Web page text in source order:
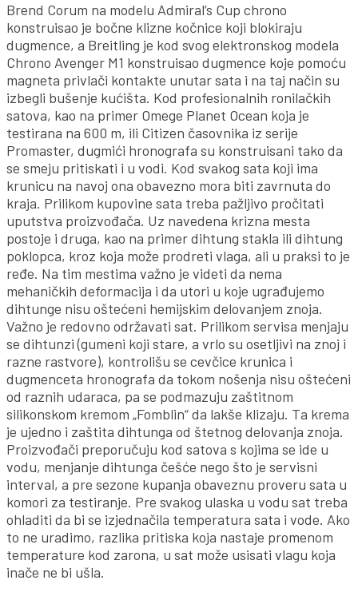
Brend Corum na modelu Admiral’s Cup chrono
konstruisao je bočne klizne kočnice koji blokiraju
dugmence, a Breitling je kod svog elektronskog modela
Chrono Avenger M1 konstruisao dugmence koje pomoću
magneta privlači kontakte unutar sata i na taj način su
izbegli bušenje kućišta. Kod profesionalnih ronilačkih
satova, kao na primer Omege Planet Ocean koja je
testirana na 600 m, ili Citizen časovnika iz serije
Promaster, dugmići hronografa su konstruisani tako da
se smeju pritiskati i u vodi. Kod svakog sata koji ima
krunicu na navoj ona obavezno mora biti zavrnuta do
kraja. Prilikom kupovine sata treba pažljivo pročitati
uputstva proizvođača. Uz navedena krizna mesta
postoje i druga, kao na primer dihtung stakla ili dihtung
poklopca, kroz koja može prodreti vlaga, ali u praksi to je
ređe. Na tim mestima važno je videti da nema
mehaničkih deformacija i da utori u koje ugrađujemo
dihtunge nisu oštećeni hemijskim delovanjem znoja.
Važno je redovno održavati sat. Prilikom servisa menjaju
se dihtunzi (gumeni koji stare, a vrlo su osetljivi na znoj i
razne rastvore), kontrolišu se cevčice krunica i
dugmenceta hronografa da tokom nošenja nisu oštećeni
od raznih udaraca, pa se podmazuju zaštitnom
silikonskom kremom „Fomblin“ da lakše klizaju. Ta krema
je ujedno i zaštita dihtunga od štetnog delovanja znoja.
Proizvođači preporučuju kod satova s kojima se ide u
vodu, menjanje dihtunga češće nego što je servisni
interval, a pre sezone kupanja obaveznu proveru sata u
komori za testiranje. Pre svakog ulaska u vodu sat treba
ohladiti da bi se izjednačila temperatura sata i vode. Ako
to ne uradimo, razlika pritiska koja nastaje promenom
temperature kod zarona, u sat može usisati vlagu koja
inače ne bi ušla.